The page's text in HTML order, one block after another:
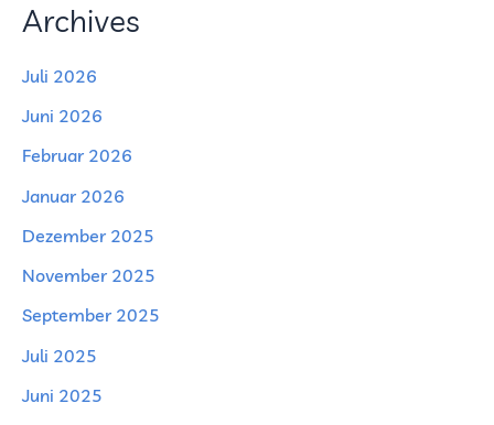
Archives
Juli 2026
Juni 2026
Februar 2026
Januar 2026
Dezember 2025
November 2025
September 2025
Juli 2025
Juni 2025